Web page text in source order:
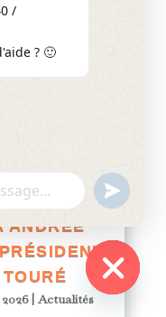
ANDRÉE
|Actualités
/
? 🙂
undefined